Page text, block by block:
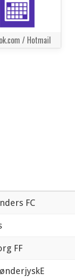
/ Hotmail
FC
FF